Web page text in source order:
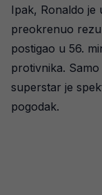
Ipak, Ronaldo je
preokrenuo
postigao u 56.
protivnika.
superstar je
pogodak.